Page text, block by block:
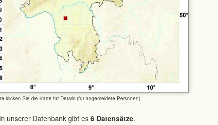
klicken Sie die Karte für Details (für angemeldete Personen)
unserer Datenbank gibt es 6 Datensätze.